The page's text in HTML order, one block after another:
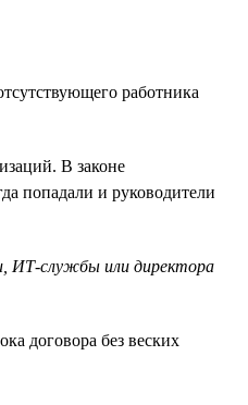
работника
В законе
попадали и руководители
ИТ-службы или директора
договора без веских